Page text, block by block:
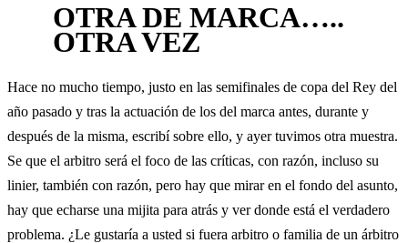
OTRA DE MARCA…..
OTRA VEZ
Hace no mucho tiempo, justo en las semifinales de copa del Rey del
año pasado y tras la actuación de los del marca antes, durante y
después de la misma, escribí sobre ello, y ayer tuvimos otra muestra.
Se que el arbitro será el foco de las críticas, con razón, incluso su
linier, también con razón, pero hay que mirar en el fondo del asunto,
hay que echarse una mijita para atrás y ver donde está el verdadero
problema. ¿Le gustaría a usted si fuera arbitro o familia de un árbitro